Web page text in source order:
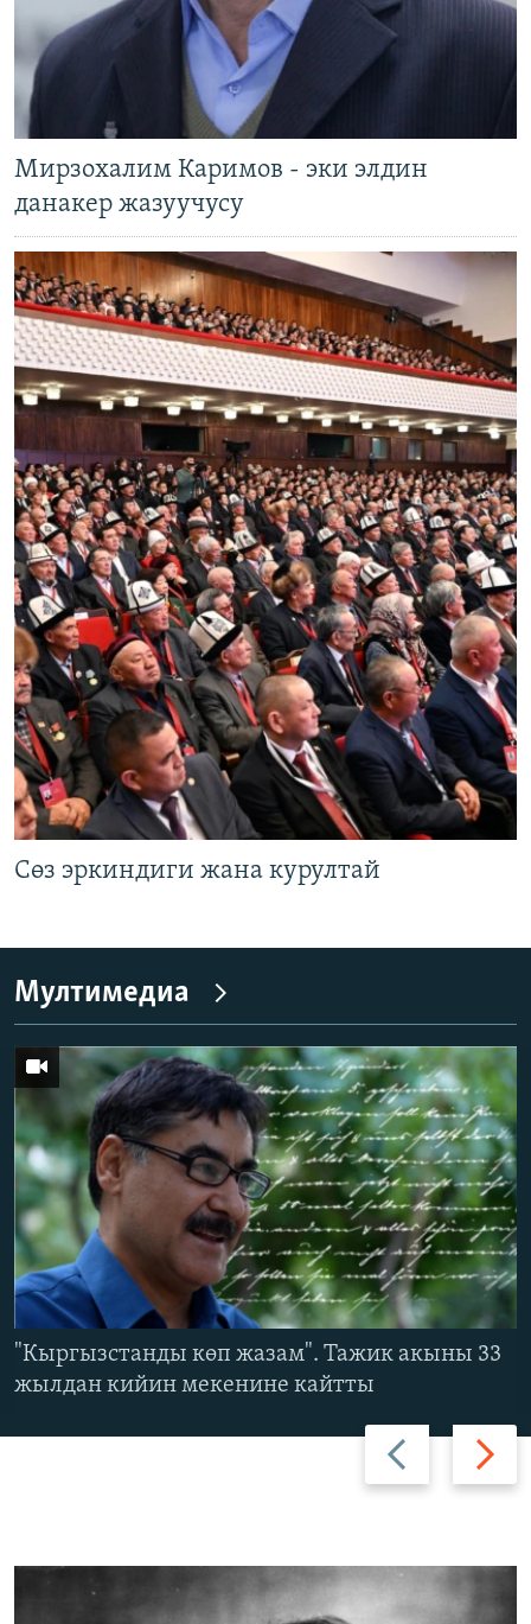
Мирзохалим Каримов - эки элдин
данакер жазуучусу
Сөз эркиндиги жана курултай
Мултимедиа
Артка Алдыга
"Кыргызстанды көп жазам". Тажик акыны 33
жылдан кийин мекенине кайтты